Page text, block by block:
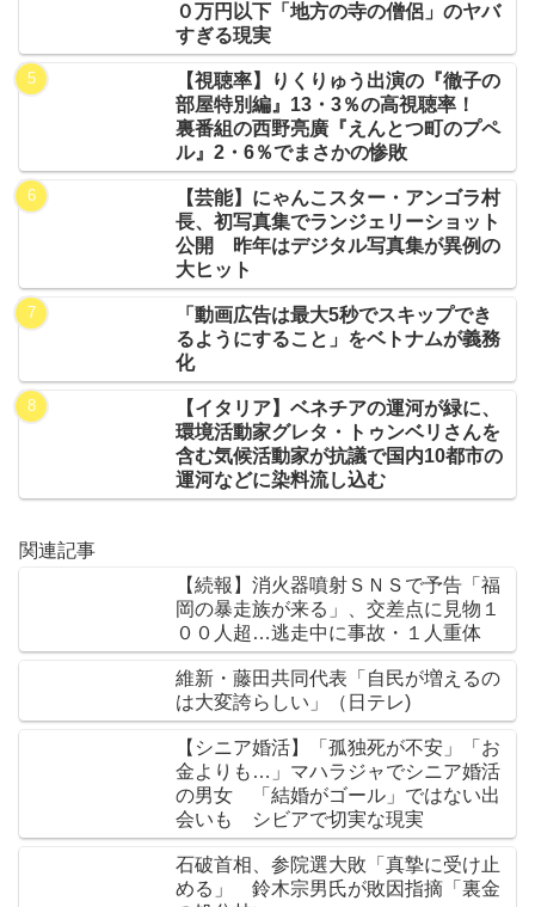
０万円以下「地方の寺の僧侶」のヤバ
すぎる現実
【視聴率】りくりゅう出演の『徹子の
部屋特別編』13・3％の高視聴率！
裏番組の西野亮廣『えんとつ町のプペ
ル』2・6％でまさかの惨敗
【芸能】にゃんこスター・アンゴラ村
長、初写真集でランジェリーショット
公開 昨年はデジタル写真集が異例の
大ヒット
「動画広告は最大5秒でスキップでき
るようにすること」をベトナムが義務
化
【イタリア】ベネチアの運河が緑に、
環境活動家グレタ・トゥンベリさんを
含む気候活動家が抗議で国内10都市の
運河などに染料流し込む
関連記事
【続報】消火器噴射ＳＮＳで予告「福
岡の暴走族が来る」、交差点に見物１
００人超…逃走中に事故・１人重体
維新・藤田共同代表「自民が増えるの
は大変誇らしい」（日テレ)
【シニア婚活】「孤独死が不安」「お
金よりも…」マハラジャでシニア婚活
の男女 「結婚がゴール」ではない出
会いも シビアで切実な現実
石破首相、参院選大敗「真摯に受け止
める」 鈴木宗男氏が敗因指摘「裏金